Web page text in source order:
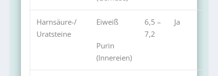
Harnsäure-/
Uratsteine
Eiweiß
Purin
(Innereien)
6,5 –
7,2
Ja